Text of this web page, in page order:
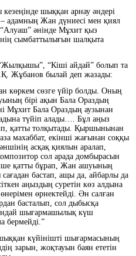
шыққан арнау әндері
адамның Жан дүниесі мен қиял
“Алуаш” әнінде Мұхит қыз
сымбаттылығын шалқыта
“Кіші айдай” болып та
Жұбанов былай деп жазады:
сөзге үйір болды. Оның
бірі ақын Бала Ораздың
Мұхит Бала Ораздың аузынан
түйіп алады…. Бұл аңыз
қатты толқытады. Қыршынынан
махаббат, екінші жағынан соққы
асқақ қиялын аралап,
сол арада домбырасын
қатты бұрап, Жан ашуының
бастап, ащы да, айбарлы да
аңыздың суретін көз алдына
өрнектейді. Ән салған
басталып, сол дыбысқа
шығармашылық күш
бермейді.”
күйінішті шығармасының
зарын, жоқтауын баян ететін